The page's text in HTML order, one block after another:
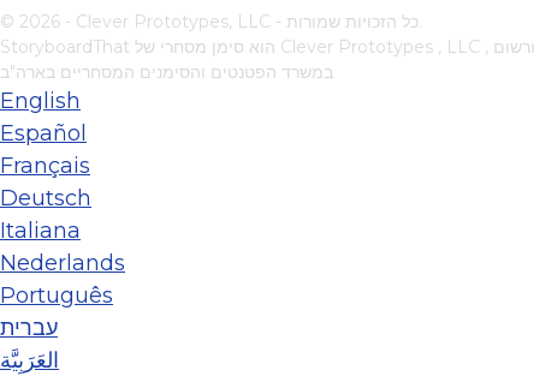
© 2026 - Clever Prototypes, LLC - כל הזכויות שמורות.
Clever Prototypes , LLC , ורשום
במשרד הפטנטים והסימנים המסחריים בארה"ב
English
Español
Français
Deutsch
Italiana
Nederlands
Português
עברית
العَرَبِيَّة